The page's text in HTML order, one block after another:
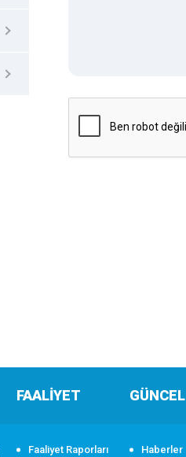
FAALİYET
Faaliyet Raporları
GÜNCEL
Haberler